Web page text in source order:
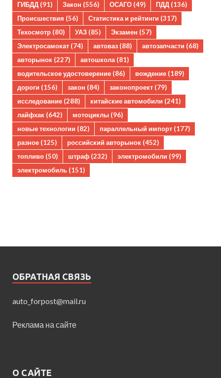
ГИБДД (91) Закон (556) ОСАГО (49) ПДД (136)
Происшествия (56) Статистика и рейтинги (317)
Техосмотр (80) УАЗ (85) Экзамен (57)
Электросамокат (74) автоваз (88) автозапчасти (68)
авторынок (227) автошкола (81)
водительское удостоверение (86) вождение (189)
дороги (156) закон (84) законопроект (79)
исследование (288) китайские автомобили (241)
лайфхак (642) мотоциклы (96)
новые технологии (82) параллельный импорт (177)
разное (125) российский авторынок (452)
топливо (50) штраф (232) электромобили (99)
электромобиль (151)
ОБРАТНАЯ СВЯЗЬ
auto_forpost@mail.ru
Реклама на сайте
О САЙТЕ